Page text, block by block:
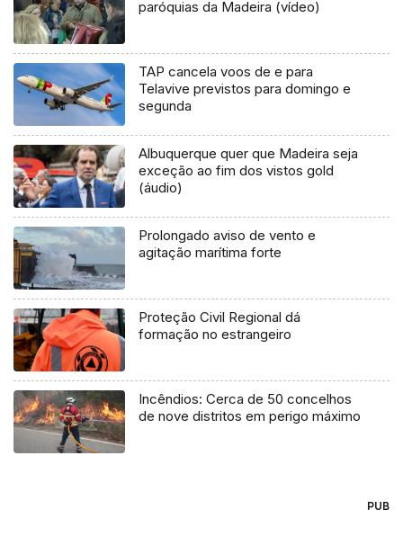
paróquias da Madeira (vídeo)
TAP cancela voos de e para
Telavive previstos para domingo e
segunda
Albuquerque quer que Madeira seja
exceção ao fim dos vistos gold
(áudio)
Prolongado aviso de vento e
agitação marítima forte
Proteção Civil Regional dá
formação no estrangeiro
Incêndios: Cerca de 50 concelhos
de nove distritos em perigo máximo
PUB